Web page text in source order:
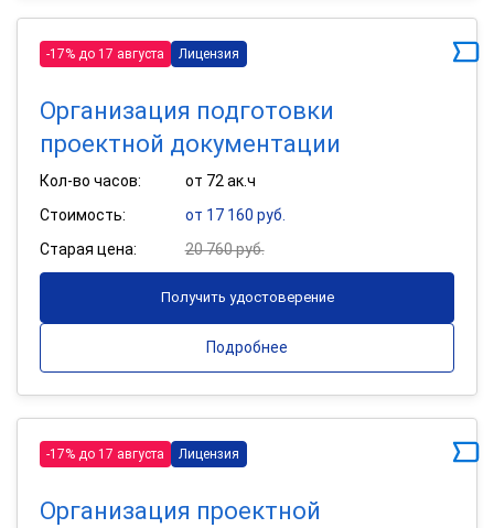
-17% до 17 августа Лицензия
Организация подготовки
проектной документации
Кол-во часов:
от 72 ак.ч
Стоимость:
от 17 160 руб.
Старая цена:
20 760 руб.
Получить удостоверение
Подробнее
-17% до 17 августа Лицензия
Организация проектной